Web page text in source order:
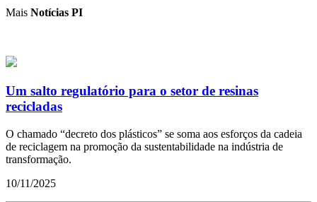
Mais Notícias PI
Um salto regulatório para o setor de resinas
recicladas
O chamado “decreto dos plásticos” se soma aos esforços da cadeia
de reciclagem na promoção da sustentabilidade na indústria de
transformação.
10/11/2025